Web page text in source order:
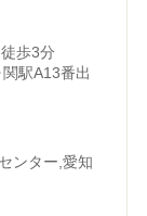
歩3分
駅A13番出
ンター,愛知